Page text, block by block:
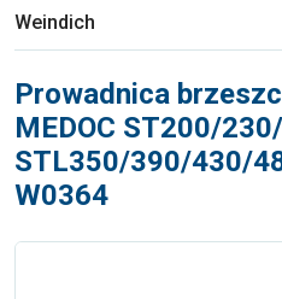
Weindich
Prowadnica
MEDOC ST200/
STL350/390/430/
W0364